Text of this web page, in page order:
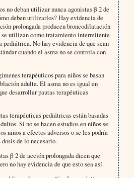
no deban utilizar nunca agonistas β 2 de
deben utilizarlos? Hay evidencia de
prolongada producen broncodilatación
se utilizan como tratamiento intermitente
pediátrica. No hay evidencia de que sean
cuando el asma no se controla con
terapéuticos para niños se basan
adulta. El asma no es igual en
desarrollar pautas terapéuticas
terapéuticas pediátricas están basadas
Si no se hacen estudios en niños se
niños a efectos adversos o se les podría
de lo necesario.
β 2 de acción prolongada dicen que
no hay evidencia de que esto sea así.